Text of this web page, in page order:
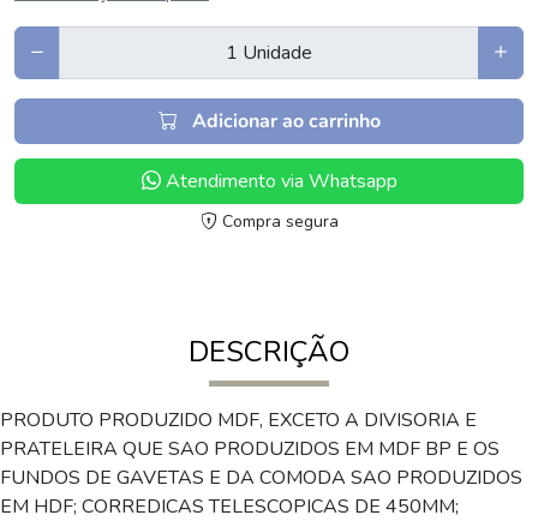
Adicionar ao carrinho
Atendimento via Whatsapp
Compra segura
DESCRIÇÃO
PRODUTO PRODUZIDO MDF, EXCETO A DIVISORIA E
PRATELEIRA QUE SAO PRODUZIDOS EM MDF BP E OS
FUNDOS DE GAVETAS E DA COMODA SAO PRODUZIDOS
EM HDF; CORREDICAS TELESCOPICAS DE 450MM;